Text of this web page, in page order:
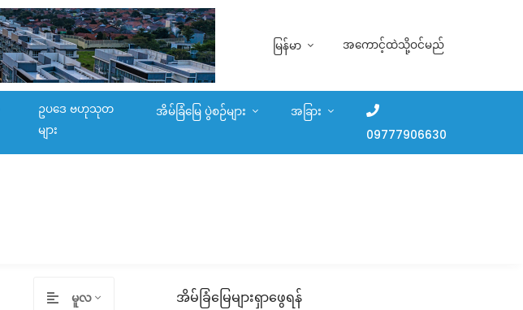
မြန်မာ အကောင့်ထဲသို့ဝင်မည်
ဥပဒေ ဗဟုသုတ
များ
အိမ်ခြံမြေ ပွဲစဉ်များ
အခြား
09777906630
မူလ
အိမ်ခြံမြေများရှာဖွေရန်